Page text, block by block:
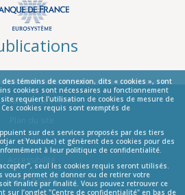
témoins de connexion, dits « cookies », sont
cookies sont nécessaires au fonctionnement
requiert l’utilisation de cookies de mesure de
cookies requis sont exemptés de
sur des services proposés par des tiers
et Youtube) et génèrent des cookies pour des
à leur politique de confidentialité.
seul les cookies requis seront utilisés.
vous permet de donner ou de retirer votre
finalité par finalité. Vous pouvez retrouver ce
sur l’onglet "Centre de confidentialité" en bas de
Banque de France
Aide
Infos Légales